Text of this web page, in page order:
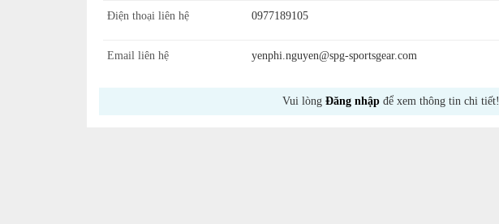
Điện thoại liên hệ 0977189105
Email liên hệ yenphi.nguyen@spg-sportsgear.com
Vui lòng Đăng nhập để xem thông tin chi tiết!